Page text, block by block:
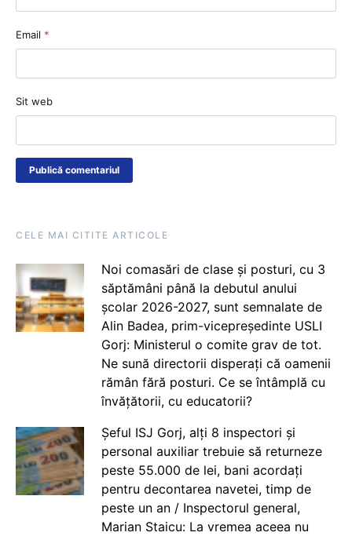
Email *
Sit web
CELE MAI CITITE ARTICOLE
Noi comasări de clase și posturi, cu 3
săptămâni până la debutul anului
școlar 2026-2027, sunt semnalate de
Alin Badea, prim-vicepreședinte USLI
Gorj: Ministerul o comite grav de tot.
Ne sună directorii disperați că oamenii
rămân fără posturi. Ce se întâmplă cu
învățătorii, cu educatorii?
Șeful ISJ Gorj, alți 8 inspectori și
personal auxiliar trebuie să returneze
peste 55.000 de lei, bani acordați
pentru decontarea navetei, timp de
peste un an / Inspectorul general,
Marian Staicu: La vremea aceea nu